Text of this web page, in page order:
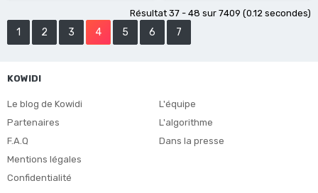
Résultat 37 - 48 sur 7409 (0.12 secondes)
1 2 3 4 5 6 7
KOWIDI
Le blog de Kowidi
Partenaires
F.A.Q
Mentions légales
Confidentialité
L'équipe
L'algorithme
Dans la presse